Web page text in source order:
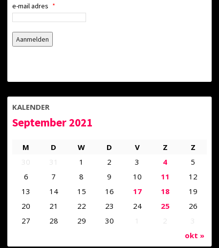
e-mail adres *
KALENDER
September 2021
okt »
M D W D V Z
Z
30
31 1 2 3 4
5
6
7 8 9 10 11
12
13
14 15 16 17 18
19
20
21 22 23 24 25
26
27
28 29 30 1 2 3